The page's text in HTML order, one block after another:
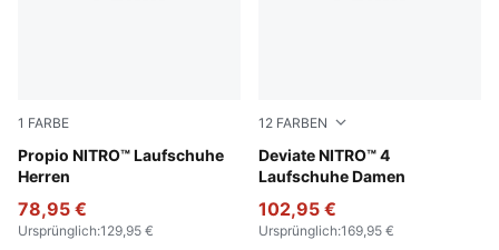
1 FARBE
Propio NITRO™ Laufschuhe
Herren
Apple Spritz-Deep Plum
78,95 €
Ursprünglich:129,95 €
12 FARBEN
Deviate NITRO™ 4
Laufschuhe Damen
Jasmine Flower-PUMA
102,95 €
Ursprünglich:169,95 €